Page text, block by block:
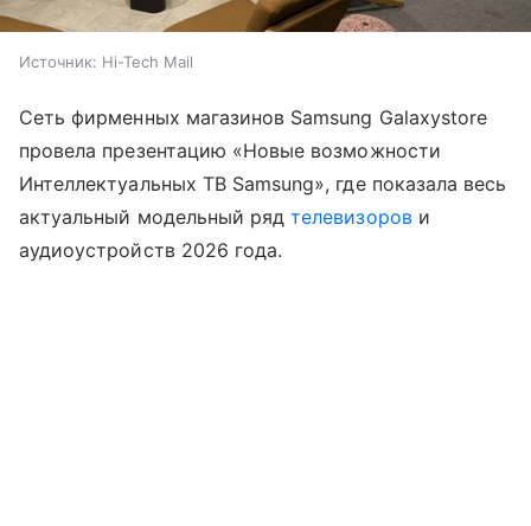
Источник: Hi-Tech Mail
Сеть фирменных магазинов Samsung Galaxystore
провела презентацию «Новые возможности
Интеллектуальных ТВ Samsung», где показала весь
актуальный модельный рядтелевизорови
аудиоустройств 2026 года.